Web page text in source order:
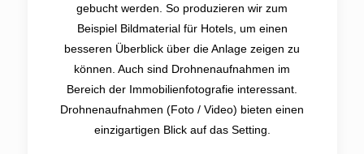
gebucht werden. So produzieren wir zum
Beispiel Bildmaterial für Hotels, um einen
besseren Überblick über die Anlage zeigen zu
können. Auch sind Drohnenaufnahmen im
Bereich der Immobilienfotografie interessant.
Drohnenaufnahmen (Foto / Video) bieten einen
einzigartigen Blick auf das Setting.